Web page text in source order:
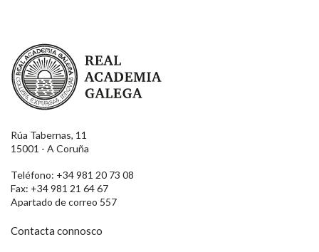
Real Academia Galega
Rúa Tabernas, 11
15001 - A Coruña
Teléfono: +34 981 20 73 08
Fax: +34 981 21 64 67
Apartado de correo 557
Contacta connosco